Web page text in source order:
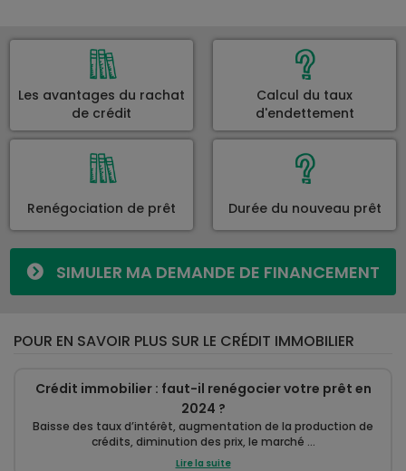
Les avantages du rachat
de crédit
Calcul du taux
d'endettement
Renégociation de prêt Durée du nouveau prêt
SIMULER MA DEMANDE DE FINANCEMENT
POUR EN SAVOIR PLUS SUR LE CRÉDIT IMMOBILIER
Crédit immobilier : faut-il renégocier votre prêt en
2024 ?
Baisse des taux d’intérêt, augmentation de la production de
crédits, diminution des prix, le marché ...
Lire la suite